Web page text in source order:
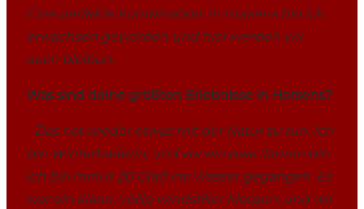
Eine perfekte Kombination. In Horsens bin ich
erwachsen geworden und hier werden wir
auch bleiben.
Was sind deine größten Erlebnisse in Horsens?
- Das hat wieder etwas mit der Natur zu tun. Ich
bin Winterbaderin, und vor ein paar Jahren bin
ich bei minus 20 Grad ins Wasser gegangen. Es
war ein klarer, völlig windstiller Morgen, und wir